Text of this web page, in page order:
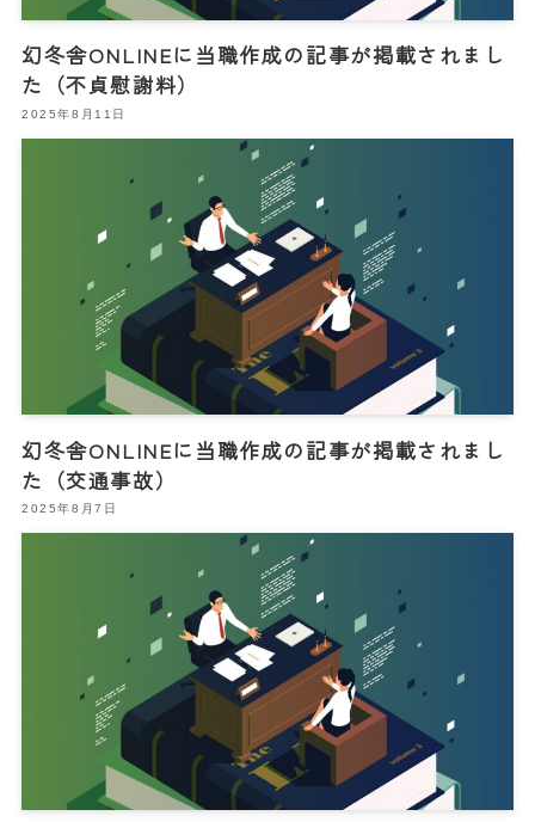
幻冬舎ONLINEに当職作成の記事が掲載されまし
た（不貞慰謝料）
2025年8月11日
幻冬舎ONLINEに当職作成の記事が掲載されまし
た（交通事故）
2025年8月7日